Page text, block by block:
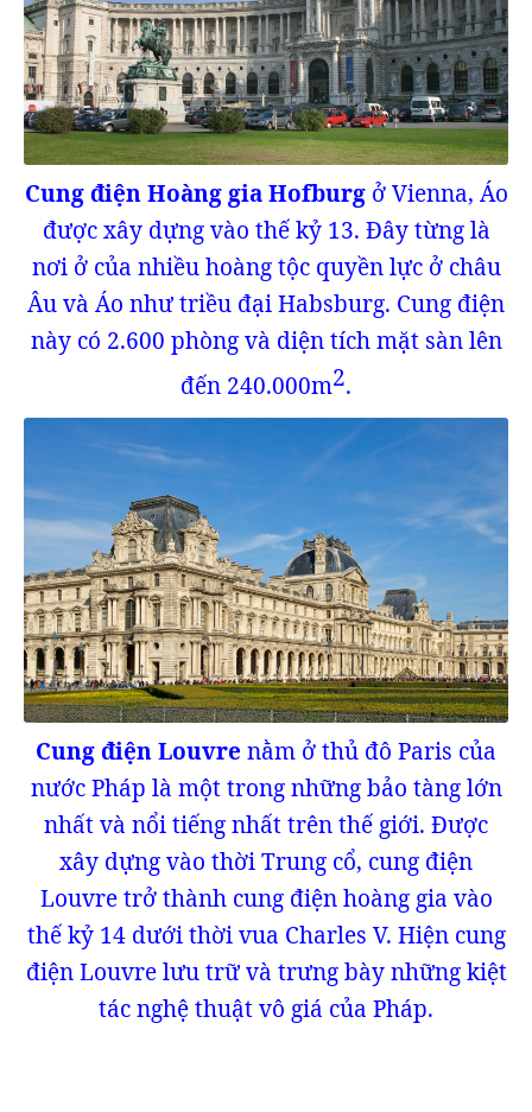
Cung điện Hoàng gia Hofburgở Vienna, Áo
được xây dựng vào thế kỷ 13. Đây từng là
nơi ở của nhiều hoàng tộc quyền lực ở châu
Âu và Áo như triều đại Habsburg. Cung điện
này có 2.600 phòng và diện tích mặt sàn lên
đến 240.000m2.
Cung điện Louvre nằm ở thủ đô Paris của
nước Pháp là một trong những bảo tàng lớn
nhất và nổi tiếng nhất trên thế giới. Được
xây dựng vào thời Trung cổ, cung điện
Louvre trở thành cung điện hoàng gia vào
thế kỷ 14 dưới thời vua Charles V. Hiện cung
điện Louvre lưu trữ và trưng bày những kiệt
tác nghệ thuật vô giá của Pháp.